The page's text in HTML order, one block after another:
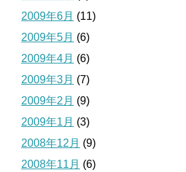
2009年6月 (11)
2009年5月 (6)
2009年4月 (6)
2009年3月 (7)
2009年2月 (9)
2009年1月 (3)
2008年12月 (9)
2008年11月 (6)